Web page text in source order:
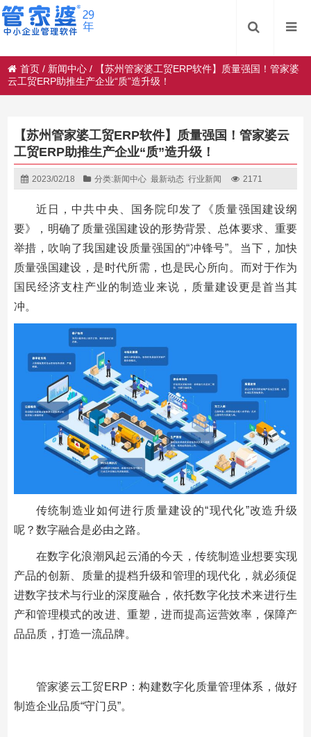
首页 / 新闻中心 /
【苏州管家婆工贸ERP软件】质量强国！管家婆
云工贸ERP助推生产企业“质”造升级！
【苏州管家婆工贸ERP软件】质量强国！管家婆云
工贸ERP助推生产企业“质”造升级！
2023/02/18 分类:新闻中心 最新动态 行业新闻 2171
近日，中共中央、国务院印发了《质量强国建设纲
要》，明确了质量强国建设的形势背景、总体要求、重要
举措，吹响了我国建设质量强国的“冲锋号”。当下，加快
质量强国建设，是时代所需，也是民心所向。而对于作为
国民经济支柱产业的制造业来说，质量建设更是首当其
冲。
传统制造业如何进行质量建设的“现代化”改造升级
呢？数字融合是必由之路。
在数字化浪潮风起云涌的今天，传统制造业想要实现
产品的创新、质量的提档升级和管理的现代化，就必须促
进数字技术与行业的深度融合，依托数字化技术来进行生
产和管理模式的改进、重塑，进而提高运营效率，保障产
品品质，打造一流品牌。
管家婆云工贸ERP：构建数字化质量管理体系，做好
制造企业品质“守门员”。